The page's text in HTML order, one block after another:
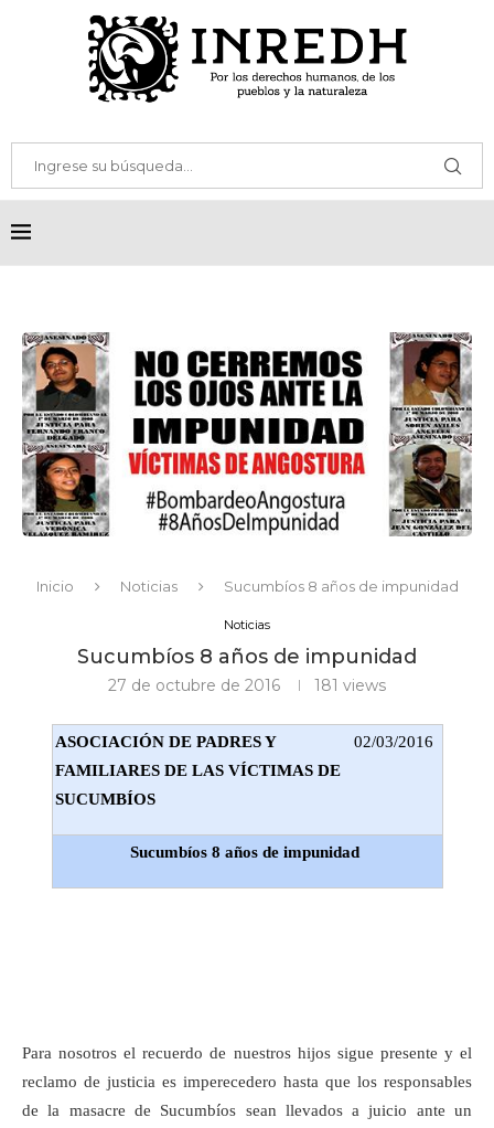
Inicio Noticias Sucumbíos 8 años de impunidad
Noticias
Sucumbíos 8 años de impunidad
27 de octubre de 2016 181 views
ASOCIACIÓN DE PADRES Y
FAMILIARES DE LAS VÍCTIMAS DE
SUCUMBÍOS
02/03/2016
Sucumbíos 8 años de impunidad
Para nosotros el recuerdo de nuestros hijos sigue presente y el
reclamo de justicia es imperecedero hasta que los responsables
de la masacre de Sucumbíos sean llevados a juicio ante un